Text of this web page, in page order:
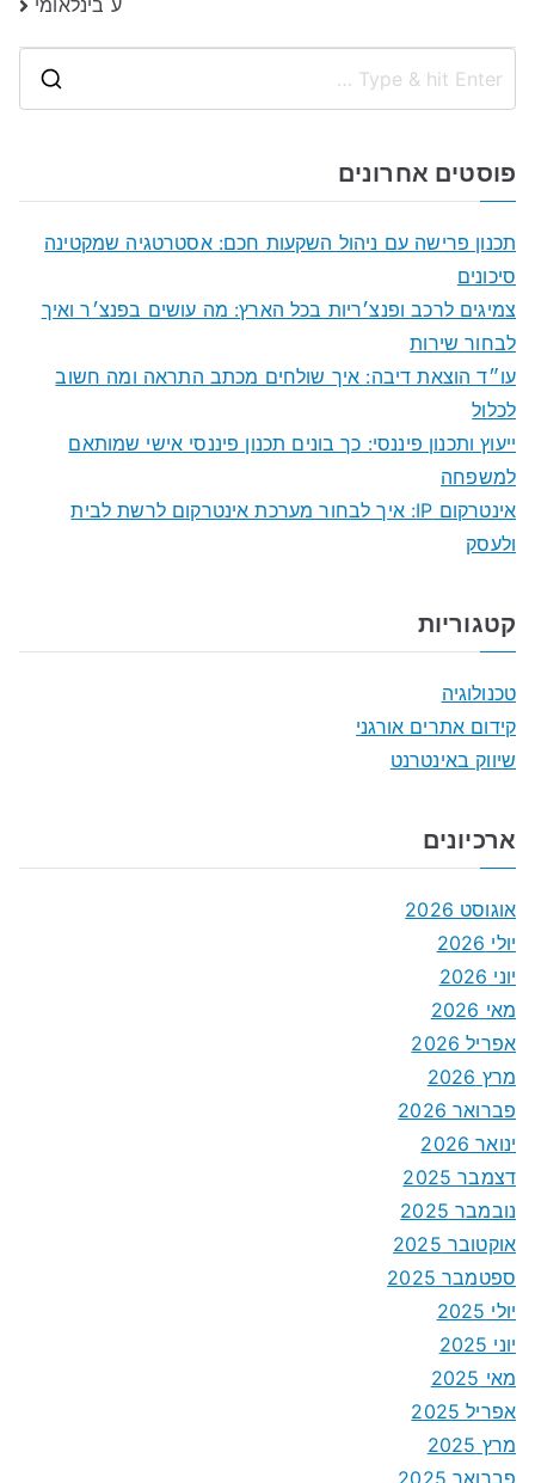
פוסטים אחרונים
תכנון פרישה עם ניהול השקעות חכם: אסטרטגיה שמקטינה
סיכונים
צמיגים לרכב ופנצ׳ריות בכל הארץ: מה עושים בפנצ׳ר ואיך
לבחור שירות
עו״ד הוצאת דיבה: איך שולחים מכתב התראה ומה חשוב
לכלול
ייעוץ ותכנון פיננסי: כך בונים תכנון פיננסי אישי שמותאם
למשפחה
אינטרקום IP: איך לבחור מערכת אינטרקום לרשת לבית
ולעסק
קטגוריות
טכנולוגיה
קידום אתרים אורגני
שיווק באינטרנט
ארכיונים
אוגוסט 2026
יולי 2026
יוני 2026
מאי 2026
אפריל 2026
מרץ 2026
פברואר 2026
ינואר 2026
דצמבר 2025
נובמבר 2025
אוקטובר 2025
ספטמבר 2025
יולי 2025
יוני 2025
מאי 2025
אפריל 2025
מרץ 2025